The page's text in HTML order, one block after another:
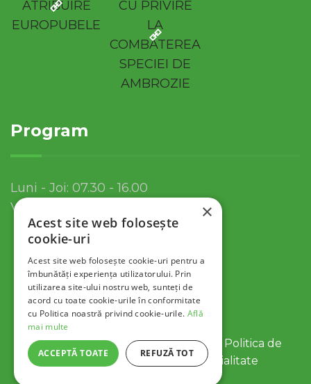
Program
Luni - Joi: 07.30 - 16.00
Vineri: 07.30 - 13.30
© 2022 Servicii Publice SA Tulcea |
Politica de
Politica de Confidentialitate
×
Acest site web folosește
cookie-uri
Acest site web folosește cookie-uri pentru a
îmbunătăți experiența utilizatorului. Prin
utilizarea site-ului nostru web, sunteți de
acord cu toate cookie-urile în conformitate
cu Politica noastră privind cookie-urile. Află
mai multe
ACCEPTĂ TOATE REFUZĂ TOT